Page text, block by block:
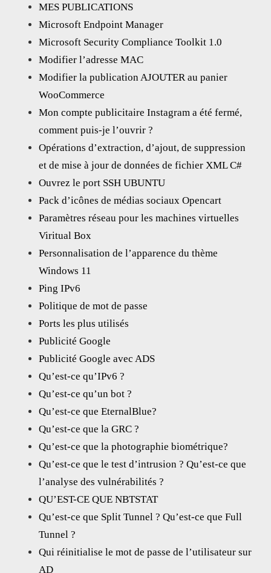
MES PUBLICATIONS
Microsoft Endpoint Manager
Microsoft Security Compliance Toolkit 1.0
Modifier l’adresse MAC
Modifier la publication AJOUTER au panier
WooCommerce
Mon compte publicitaire Instagram a été fermé,
comment puis-je l’ouvrir ?
Opérations d’extraction, d’ajout, de suppression
et de mise à jour de données de fichier XML C#
Ouvrez le port SSH UBUNTU
Pack d’icônes de médias sociaux Opencart
Paramètres réseau pour les machines virtuelles
Viritual Box
Personnalisation de l’apparence du thème
Windows 11
Ping IPv6
Politique de mot de passe
Ports les plus utilisés
Publicité Google
Publicité Google avec ADS
Qu’est-ce qu’IPv6 ?
Qu’est-ce qu’un bot ?
Qu’est-ce que EternalBlue?
Qu’est-ce que la GRC ?
Qu’est-ce que la photographie biométrique?
Qu’est-ce que le test d’intrusion ? Qu’est-ce que
l’analyse des vulnérabilités ?
QU’EST-CE QUE NBTSTAT
Qu’est-ce que Split Tunnel ? Qu’est-ce que Full
Tunnel ?
Qui réinitialise le mot de passe de l’utilisateur sur
AD